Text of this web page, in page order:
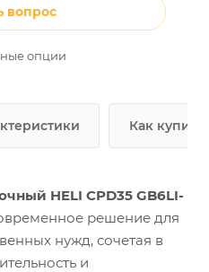
вопрос
опции
Как купить
HELI CPD35 GB6LI-
решение для
нужд, сочетая в
и